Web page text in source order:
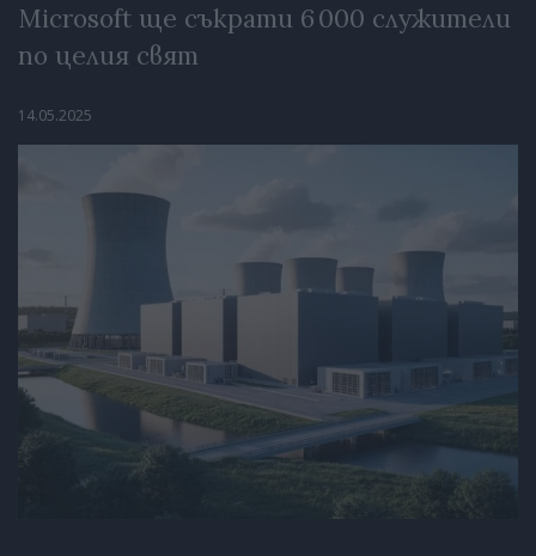
Microsoft ще съкрати 6 000 служители
по целия свят
14.05.2025